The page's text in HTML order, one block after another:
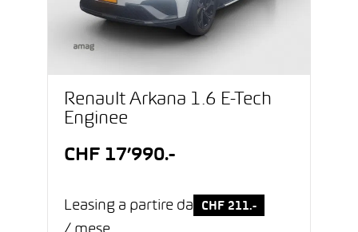
Renault Arkana 1.6 E-Tech
Enginee
CHF 17’990.-
Leasing a partire da CHF 211.-